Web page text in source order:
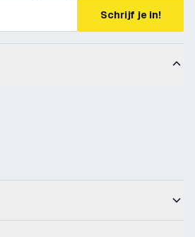
Schrijf je in!